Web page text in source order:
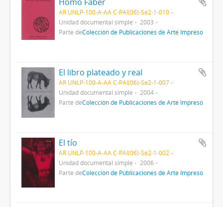
AR UNLP-100-A-AA C-PAI(06)-Se2-1-010
Unidad documental simple
2003
Parte deColección de Publicaciones de Arte Impreso
El libro plateado y real
AR UNLP-100-A-AA C-PAI(06)-Se2-1-007
Unidad documental simple
2004
Parte deColección de Publicaciones de Arte Impreso
El tío
AR UNLP-100-A-AA C-PAI(06)-Se2-1-002
Unidad documental simple
2006
Parte deColección de Publicaciones de Arte Impreso